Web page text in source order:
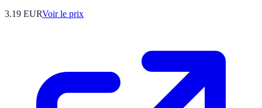
3.19 EURVoir le prix